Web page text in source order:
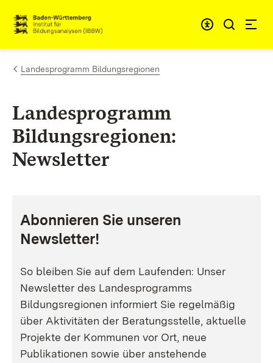
Zum Inhalt springen
Link zur Startseite
Landesprogramm Bildungsregionen
Landesprogramm
Bildungsregionen:
Newsletter
Abonnieren Sie unseren
Newsletter!
So bleiben Sie auf dem Laufenden: Unser
Newsletter des Landesprogramms
Bildungsregionen informiert Sie regelmäßig
über Aktivitäten der Beratungsstelle, aktuelle
Projekte der Kommunen vor Ort, neue
Publikationen sowie über anstehende